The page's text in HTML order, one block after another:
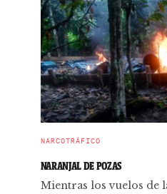
NARCOTRÁFICO
NARANJAL DE POZAS
Mientras los vuelos de